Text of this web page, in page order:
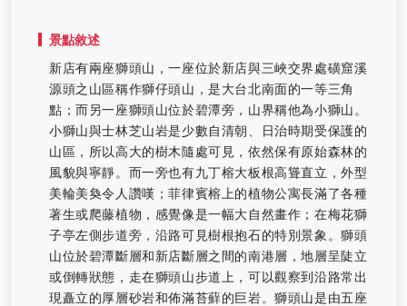
景點敘述
新店有兩座獅頭山，一座位於新店與三峽交界處磺窟溪
源頭之山區稱作獅仔頭山，是大台北南面的一等三角
點；而另一座獅頭山位於碧潭旁，山界稱他為小獅山。
小獅山與士林芝山岩是少數自清朝、日治時期受保護的
山區，所以高大的樹木隨處可見，依然保有原始森林的
風貌與寧靜。而一旁也有九丁榕大板根高聳直立，外型
美輪美奐令人讚嘆；菲律賓榕上的植物公寓長滿了各種
著生或爬藤植物，感覺像是一幅大自然畫作；在梅花獅
子亭左側步道旁，沿路可見樹根抱石的特別景象。獅頭
山位於碧潭斷層和新店斷層之間的南港層，地層呈陡立
或倒轉狀態，走在獅頭山步道上，可以觀察到沿路常出
現矗立的厚層砂岩和佈滿苔蘚的巨岩。獅頭山是由五座